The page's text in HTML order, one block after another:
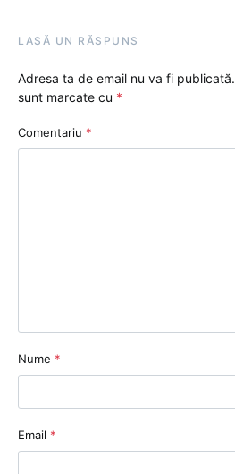
LASĂ UN RĂSPUNS
Adresa ta de email nu va fi publicată.
sunt marcate cu *
Comentariu *
Nume *
Email *